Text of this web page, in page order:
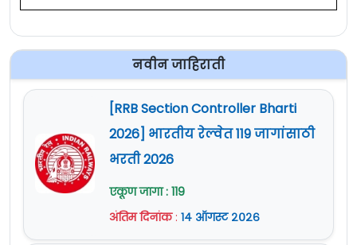
नवीन जाहिराती
[RRB Section Controller Bharti
2026] भारतीय रेल्वेत 119 जागांसाठी
भरती 2026
एकूण जागा : 119
अंतिम दिनांक: १४ ऑगस्ट २०२६